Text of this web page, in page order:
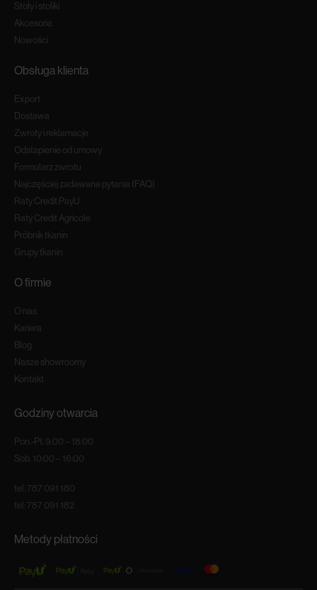
Stoły i stoliki
Akcesoria
Nowości
Obsługa klienta
Export
Dostawa
Zwroty i reklamacje
Odstapienie od umowy
Formularz zwrotu
Najczęściej zadawane pytania (FAQ)
Raty Credit PayU
Raty Credit Agricole
Próbnik tkanin
Grupy tkanin
O firmie
O nas
Kariera
Blog
Nasze showroomy
Kontakt
Godziny otwarcia
Pon.-Pt. 9:00 – 18:00
Sob. 10:00 – 16:00
tel: 787 091 180
tel: 787 091 182
Metody płatności